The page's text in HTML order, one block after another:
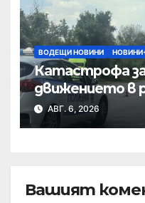
ВОДЕЩИ НОВИНИ
Катастрофа
движението в
Хиподрума
АВГ. 6, 2026
Вашият